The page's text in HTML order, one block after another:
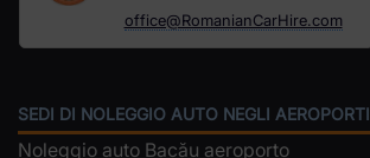
office@RomanianCarHire.com
SEDI DI NOLEGGIO AUTO NEGLI AEROPORTI
Noleggio auto Bacău aeroporto